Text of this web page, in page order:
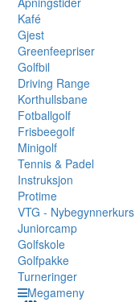
Kafé
Gjest
Greenfeepriser
Golfbil
Driving Range
Korthullsbane
Fotballgolf
Frisbeegolf
Minigolf
Tennis & Padel
Instruksjon
Protime
VTG - Nybegynnerkurs
Juniorcamp
Golfskole
Golfpakke
Turneringer
Megameny